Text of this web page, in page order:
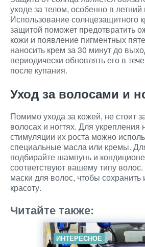
уходе за телом, особенно в летний
Использование солнцезащитного
защитой поможет предотвратить
кожи и появление пигментных
наносить крем за 30 минут до
периодически обновлять его в
после купания.
Уход за волосами и
Помимо ухода за кожей, не стоит
волосах и ногтях. Для укрепления
стимуляции их роста можно
специальные масла или кремы.
подбирайте шампунь и
соответствуют вашему типу
маски для волос, чтобы сохранить
красоту.
Читайте также:
ИНТЕРЕСНОЕ